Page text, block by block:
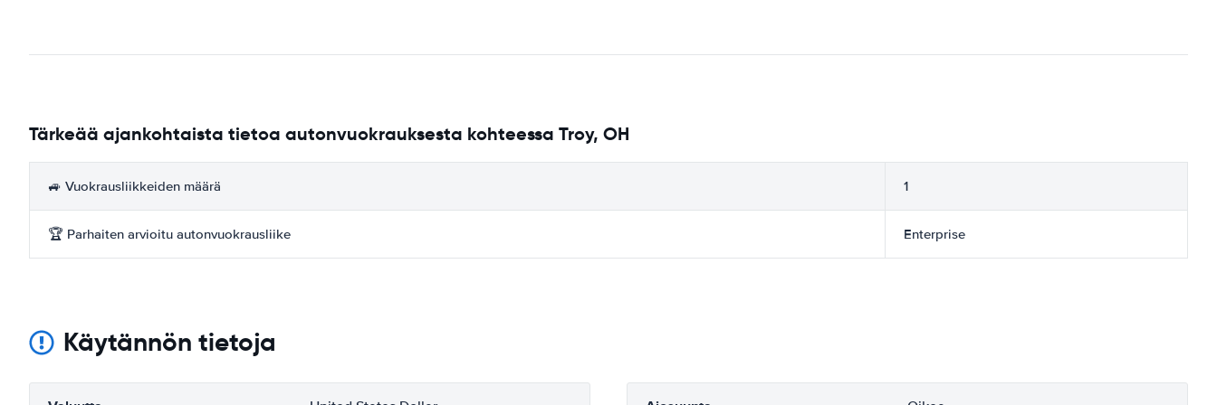
Tärkeää ajankohtaista tietoa autonvuokrauksesta kohteessa Troy, OH
🚙 Vuokrausliikkeiden määrä 1
🏆 Parhaiten arvioitu autonvuokrausliike Enterprise
Käytännön tietoja